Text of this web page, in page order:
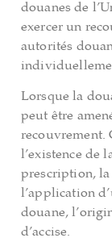
douanes de
exercer un
autorités
Lorsque la
peut être
recouvrement.
l’existence de
prescription,
l’application
douane,
d’accise.